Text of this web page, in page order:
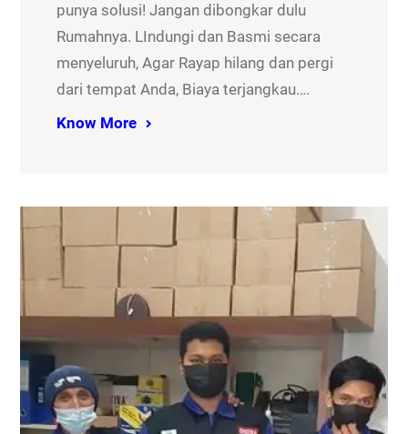
punya solusi! Jangan dibongkar dulu
Rumahnya. LIndungi dan Basmi secara
menyeluruh, Agar Rayap hilang dan pergi
dari tempat Anda, Biaya terjangkau….
Know More